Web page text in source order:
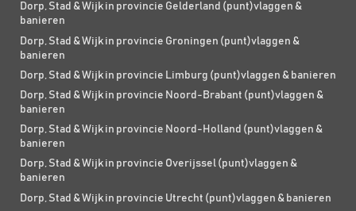
Dorp, Stad & Wijk in provincie Gelderland (punt)vlaggen &
banieren
Dorp, Stad & Wijk in provincie Groningen (punt)vlaggen &
banieren
Dorp, Stad & Wijk in provincie Limburg (punt)vlaggen & banieren
Dorp, Stad & Wijk in provincie Noord-Brabant (punt)vlaggen &
banieren
Dorp, Stad & Wijk in provincie Noord-Holland (punt)vlaggen &
banieren
Dorp, Stad & Wijk in provincie Overijssel (punt)vlaggen &
banieren
Dorp, Stad & Wijk in provincie Utrecht (punt)vlaggen & banieren